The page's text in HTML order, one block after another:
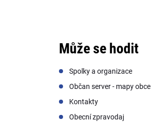
Může se hodit
Spolky a organizace
Občan server - mapy obce
Kontakty
Obecní zpravodaj